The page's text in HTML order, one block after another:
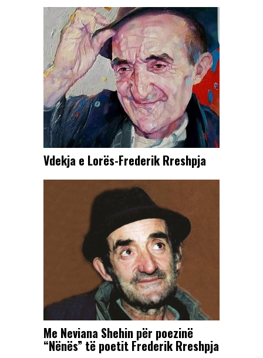
Vdekja e Lorës-Frederik Rreshpja
Me Neviana Shehin për poezinë
“Nënës” të poetit Frederik Rreshpja